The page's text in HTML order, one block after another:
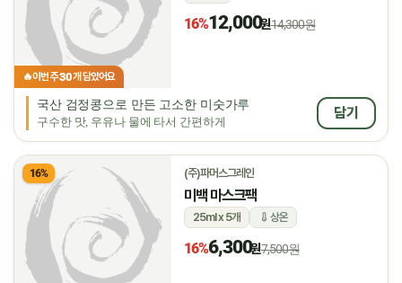
🔥이번 주30개 담았어요
16%12,000원14,300원
국산 검정콩으로 만든 고소한 미숫가루
구수한 맛, 우유나 물에 타서 간편하게
담기
16% (주)파머스그레인
미백 마스크팩
25ml x 5개 상온
16%6,300원7,500원